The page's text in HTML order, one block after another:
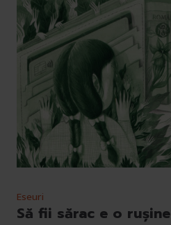
Eseuri
Să fii sărac e o rușine